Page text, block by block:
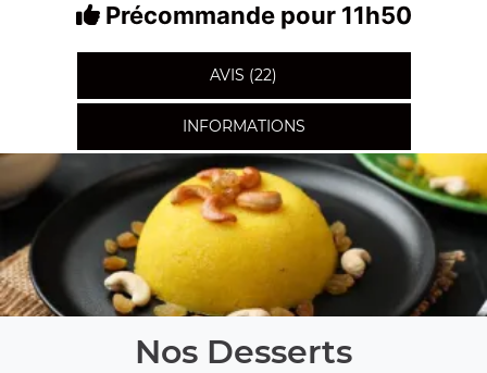
Précommande pour 11h50
AVIS (22)
INFORMATIONS
Nos Desserts